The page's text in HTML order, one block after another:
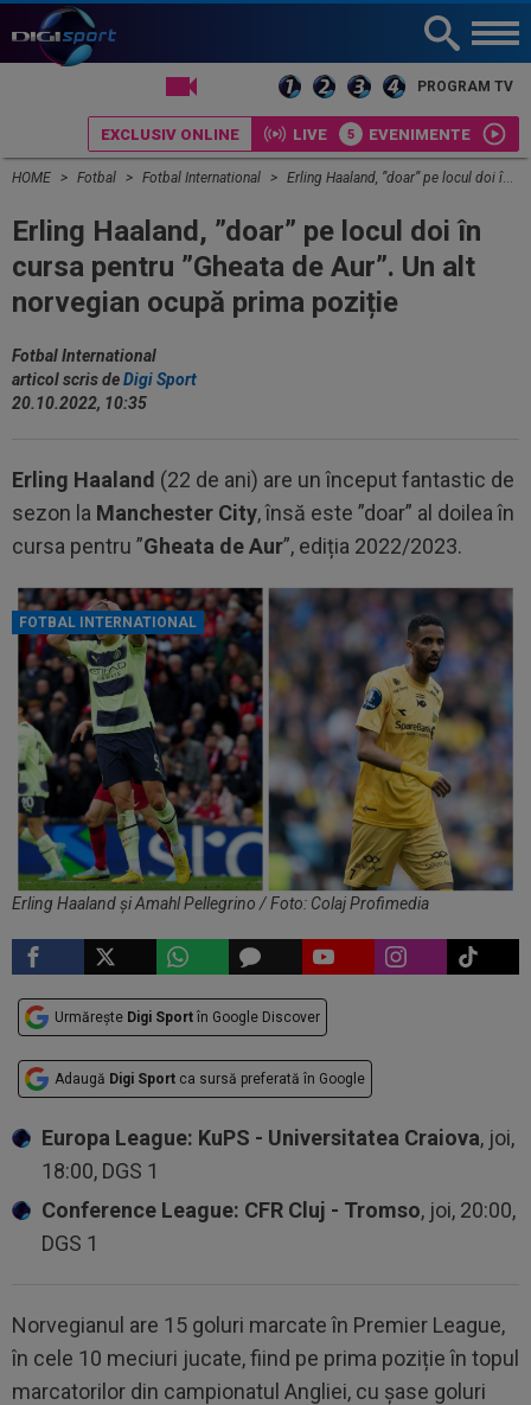
PROGRAM TV
EXCLUSIV ONLINE LIVE EVENIMENTE
HOME Fotbal Fotbal International Erling Haaland, ”doar” pe locul doi în cursa pentru ”Gheata de Aur”. Un alt norvegian ocupă prima poziție
Erling Haaland, ”doar” pe locul doi în
cursa pentru ”Gheata de Aur”. Un alt
norvegian ocupă prima poziție
Fotbal International
articol scris deDigi Sport
20.10.2022, 10:35
Erling Haaland (22 de ani) are un început fantastic de
sezon la Manchester City, însă este ”doar” al doilea în
cursa pentru ”Gheata de Aur”, ediția 2022/2023.
FOTBAL INTERNATIONAL
Erling Haaland și Amahl Pellegrino / Foto: Colaj Profimedia
Urmărește Digi Sport în Google Discover
Adaugă Digi Sport ca sursă preferată în Google
Europa League: KuPS - Universitatea Craiova, joi,
18:00, DGS 1
Conference League: CFR Cluj - Tromso, joi, 20:00,
DGS 1
Norvegianul are 15 goluri marcate în Premier League,
în cele 10 meciuri jucate, fiind pe prima poziție în topul
marcatorilor din campionatul Angliei, cu șase goluri